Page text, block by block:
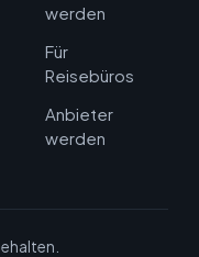
werden
Für
Reisebüros
Anbieter
werden